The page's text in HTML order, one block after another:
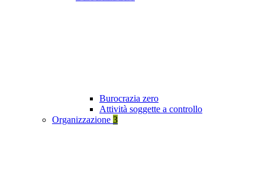
Burocrazia zero
Attività soggette a controllo
Organizzazione 3